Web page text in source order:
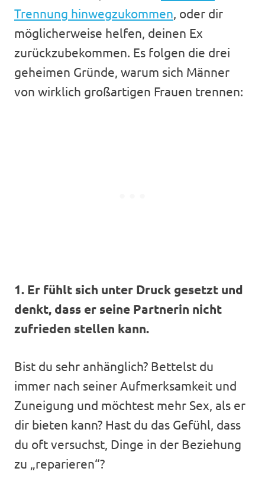
Trennung hinwegzukommen , oder dir
möglicherweise helfen, deinen Ex
zurückzubekommen. Es folgen die drei
geheimen Gründe, warum sich Männer
von wirklich großartigen Frauen trennen:
1. Er fühlt sich unter Druck gesetzt und
denkt, dass er seine Partnerin nicht
zufrieden stellen kann.
Bist du sehr anhänglich? Bettelst du
immer nach seiner Aufmerksamkeit und
Zuneigung und möchtest mehr Sex, als er
dir bieten kann? Hast du das Gefühl, dass
du oft versuchst, Dinge in der Beziehung
zu „reparieren“?